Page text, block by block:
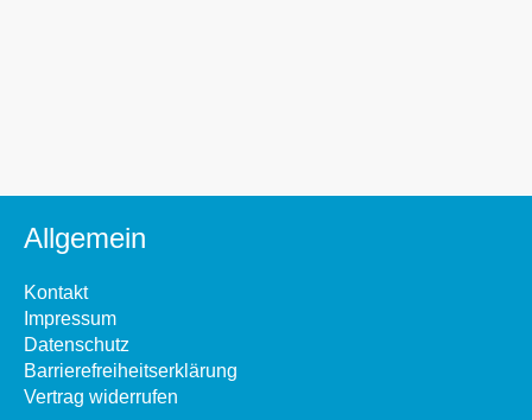
Allgemein
Kontakt
Impressum
Datenschutz
Barrierefreiheitserklärung
Vertrag widerrufen